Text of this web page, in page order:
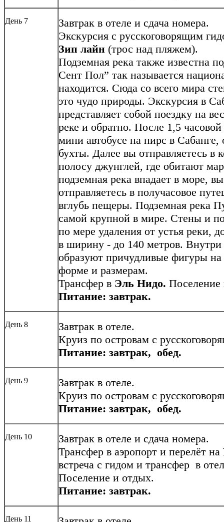
День 7
Завтрак в отеле и сдача номера.
Экскурсия с русскоговорящим
Зип лайн (трос над пляжем).
Подземная река также известна
Сент Пол” так называется
находится. Сюда со всего мира
это чудо природы. Экскурсия в
представляет собой поездку на
реке и обратно. После 1,5
мини автобусе на пирс в Сабанге,
бухты. Далее вы отправляетесь в
полосу джунглей, где обитают
подземная река впадает в море,
отправляетесь в получасовое
вглубь пещеры. Подземная река
самой крупной в мире. Стены и
по мере удаления от устья реки,
в ширину - до 140 метров.
образуют причудливые фигуры
форме и размерам.
Трансфер в Эль Нидо. Поселение
Питание: завтрак.
День 8
Завтрак в отеле.
Круиз по островам с
Питание: завтрак, обед.
День 9
Завтрак в отеле.
Круиз по островам с
Питание: завтрак, обед.
День 10
Завтрак в отеле и сдача номера.
Трансфер в аэропорт и перелёт на
встреча с гидом и трансфер в
Поселение и отдых.
Питание: завтрак.
День 11